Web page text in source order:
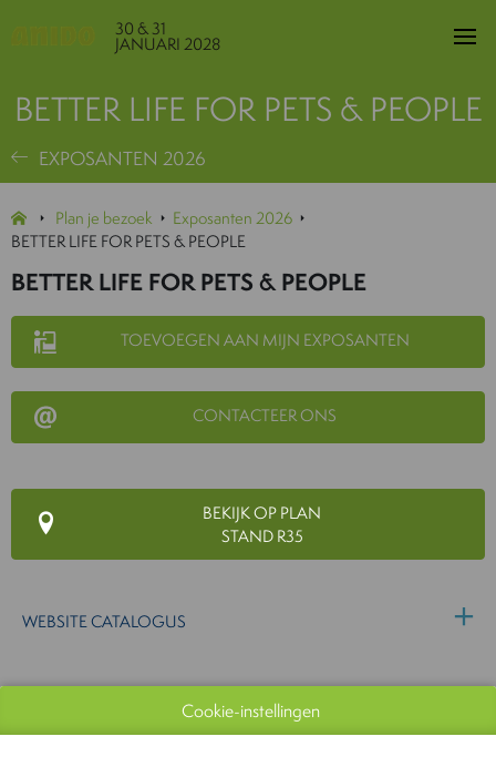
30 & 31
JANUARI 2028
BETTER LIFE FOR PETS & PEOPLE
EXPOSANTEN 2026
Plan je bezoek
Exposanten 2026
BETTER LIFE FOR PETS & PEOPLE
BETTER LIFE FOR PETS & PEOPLE
TOEVOEGEN AAN MIJN EXPOSANTEN
CONTACTEER ONS
BEKIJK OP PLAN
STAND R35
WEBSITE CATALOGUS
VORIGE VOLGENDE
Cookie-instellingen